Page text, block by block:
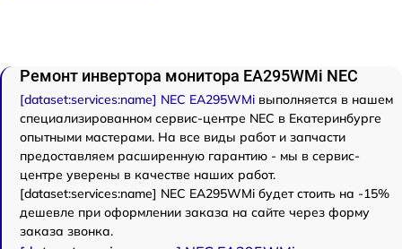
Ремонт инвертора монитора EA295WMi NEC
[dataset:services:name] NEC EA295WMi выполняется в нашем
специализированном сервис-центре NEC в Екатеринбурге
опытными мастерами. На все виды работ и запчасти
предоставляем расширенную гарантию - мы в сервис-
центре уверены в качестве наших работ.
[dataset:services:name] NEC EA295WMi будет стоить на -15%
дешевле при оформлении заказа на сайте через форму
заказа звонка.